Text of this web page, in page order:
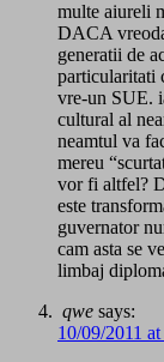
multe aiureli
DACA
generatii de
particularitati
vre-un SUE.
cultural al
neamtul va
mereu
vor fi altfel?
este
guvernator
cam asta se
limbaj
qwe says:
10/09/2011